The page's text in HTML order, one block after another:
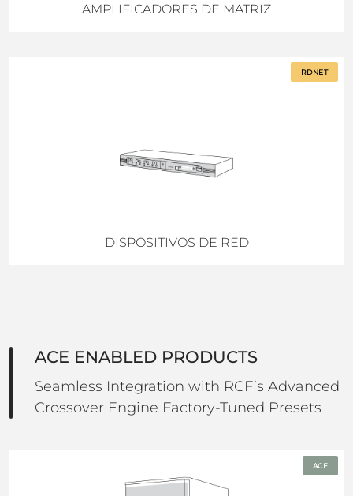
AMPLIFICADORES DE MATRIZ
RDNET
DISPOSITIVOS DE RED
ACE ENABLED PRODUCTS
Seamless Integration with RCF’s Advanced
Crossover Engine Factory-Tuned Presets
ACE